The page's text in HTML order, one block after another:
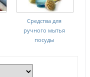
Средства для
ручного мытья
посуды